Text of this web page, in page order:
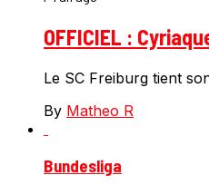
OFFICIEL :
Le SC Freiburg tient
By Matheo R
Bundesliga